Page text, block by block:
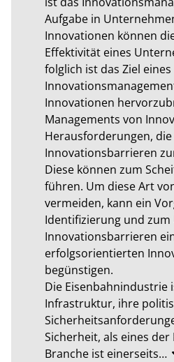
Aufgabe in
Innovationen können
Effektivität eines
folglich ist das Ziel eines
Innovationen
Managements von
Herausforderungen,
Innovationsbarrieren
Diese können zum
führen. Um diese Art
vermeiden, kann ein
Identifizierung und
Innovationsbarrieren
erfolgsorientierten
begünstigen.
Die Eisenbahnindustrie
Infrastruktur, ihre
Sicherheit, als eines
Branche ist einerseits…